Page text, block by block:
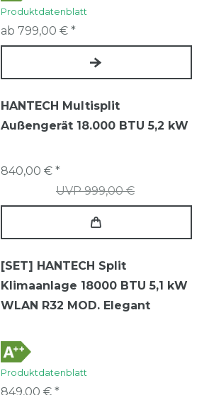
Produktdatenblatt
ab 799,00 € *
HANTECH Multisplit
Außengerät 18.000 BTU 5,2 kW
UVP 999,00 €
840,00 € *
[SET] HANTECH Split
Klimaanlage 18000 BTU 5,1 kW
WLAN R32 MOD. Elegant
Produktdatenblatt
849,00 € *